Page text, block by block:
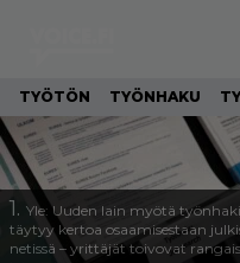
TYÖTÖN TYÖNHAKU
1. Yle: Uuden lain myötä
täytyy kertoa osaamisestaan
netissä – yrittäjät toivovat